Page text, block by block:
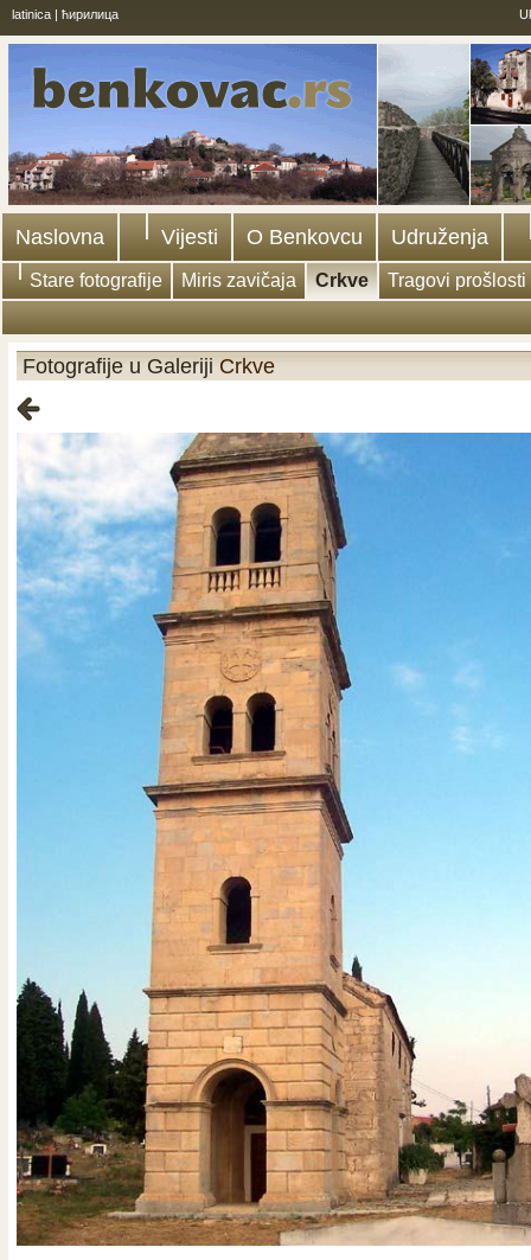
latinica | ћирилица
Naslovna Vijesti O Benkovcu Udruženja
Stare fotografije Miris zavičaja Crkve Tragovi prošlosti
Fotografije u Galeriji Crkve